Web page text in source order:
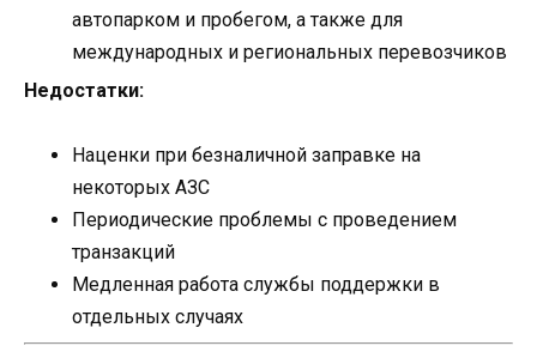
автопарком и пробегом, а также для
международных и региональных перевозчиков
Недостатки:
Наценки при безналичной заправке на
некоторых АЗС
Периодические проблемы с проведением
транзакций
Медленная работа службы поддержки в
отдельных случаях